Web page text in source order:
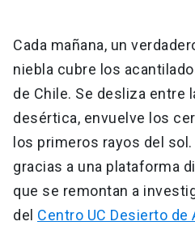
Cada mañana, un
niebla cubre los
de Chile. Se desliza entre
desértica, envuelve los
los primeros rayos del
gracias a una plataforma
que se remontan a
del Centro UC Desierto de